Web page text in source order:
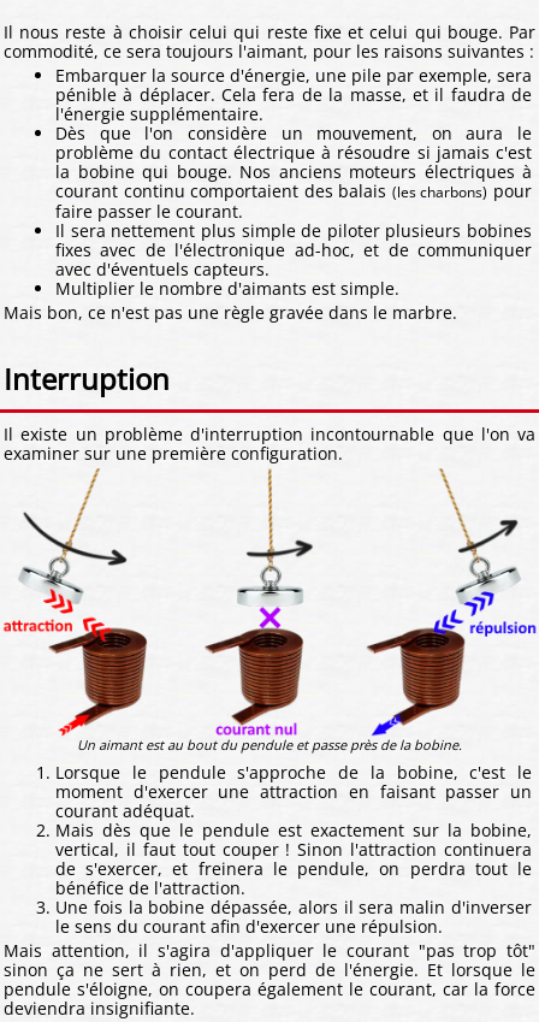
Il nous reste à choisir celui qui reste fixe et celui qui bouge. Par
commodité, ce sera toujours l'aimant, pour les raisons suivantes :
Embarquer la source d'énergie, une pile par exemple, sera
pénible à déplacer. Cela fera de la masse, et il faudra de
l'énergie supplémentaire.
Dès que l'on considère un mouvement, on aura le
problème du contact électrique à résoudre si jamais c'est
la bobine qui bouge. Nos anciens moteurs électriques à
courant continu comportaient des balais (les charbons) pour
faire passer le courant.
Il sera nettement plus simple de piloter plusieurs bobines
fixes avec de l'électronique ad-hoc, et de communiquer
avec d'éventuels capteurs.
Multiplier le nombre d'aimants est simple.
Mais bon, ce n'est pas une règle gravée dans le marbre.
Interruption
Il existe un problème d'interruption incontournable que l'on va
examiner sur une première configuration.
Un aimant est au bout du pendule et passe près de la bobine.
Lorsque le pendule s'approche de la bobine, c'est le
moment d'exercer une attraction en faisant passer un
courant adéquat.
Mais dès que le pendule est exactement sur la bobine,
vertical, il faut tout couper ! Sinon l'attraction continuera
de s'exercer, et freinera le pendule, on perdra tout le
bénéfice de l'attraction.
Une fois la bobine dépassée, alors il sera malin d'inverser
le sens du courant afin d'exercer une répulsion.
Mais attention, il s'agira d'appliquer le courant "pas trop tôt"
sinon ça ne sert à rien, et on perd de l'énergie. Et lorsque le
pendule s'éloigne, on coupera également le courant, car la force
deviendra insignifiante.